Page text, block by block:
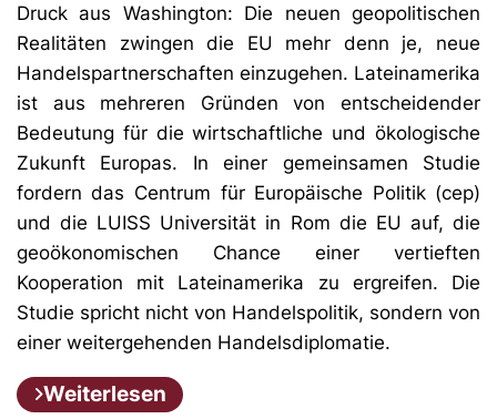
Druck aus Washington: Die neuen geopolitischen
Realitäten zwingen die EU mehr denn je, neue
Handelspartnerschaften einzugehen. Lateinamerika
ist aus mehreren Gründen von entscheidender
Bedeutung für die wirtschaftliche und ökologische
Zukunft Europas. In einer gemeinsamen Studie
fordern das Centrum für Europäische Politik (cep)
und die LUISS Universität in Rom die EU auf, die
geoökonomischen Chance einer vertieften
Kooperation mit Lateinamerika zu ergreifen. Die
Studie spricht nicht von Handelspolitik, sondern von
einer weitergehenden Handelsdiplomatie.
Weiterlesen